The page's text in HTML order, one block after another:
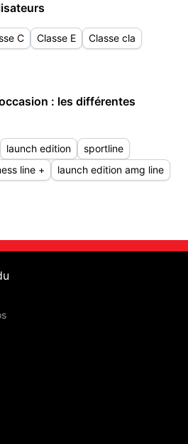
C Classe E
Classe cla
: les différentes
launch edition
sportline
line +
launch edition amg line